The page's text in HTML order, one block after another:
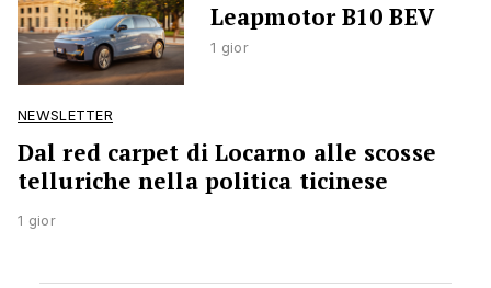
Leapmotor B10 BEV
1 gior
NEWSLETTER
Dal red carpet di Locarno alle scosse
telluriche nella politica ticinese
1 gior